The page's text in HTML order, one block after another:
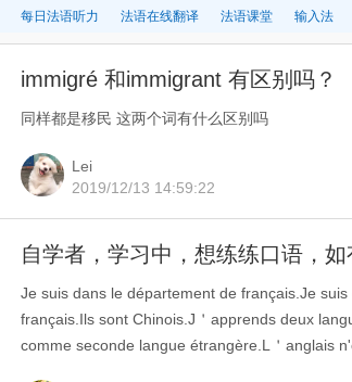
每日法语听力 法语在线翻译 法语课堂 输入法
immigré 和immigrant 有区别吗？
同样都是移民 这两个词有什么区别吗
Lei
2019/12/13 14:59:22
自学者，学习中，想练练口语，
Je suis dans le département de français.Je
français.Ils sont Chinois.J＇apprends deux
comme seconde langue étrangère.L＇anglais